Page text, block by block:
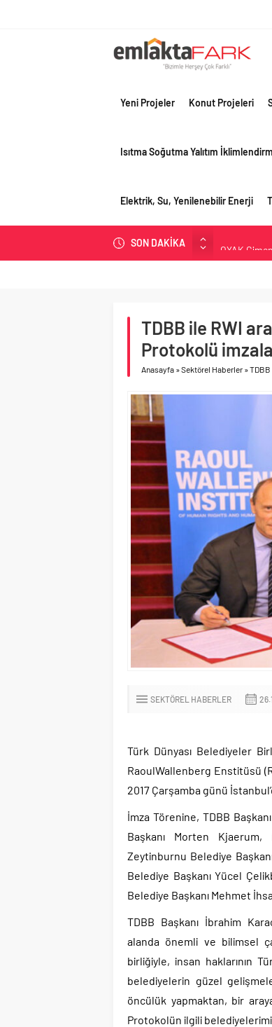
Yeni Projeler Konut Projeleri
Isıtma Soğutma Yalıtım
Elektrik, Su, Yenilenebilir Enerji
SON DAKİKA
Birleşik
İV
TDBB ile RWI
Protokolü
Anasayfa »Sektörel Haberler »TDBB
SEKTÖREL HABERLER
Türk Dünyası Belediyeler
RaoulWallenberg Enstitüsü
2017 Çarşamba günü
İmza Törenine, TDBB
Başkanı Morten Kjaerum,
Zeytinburnu Belediye
Belediye Başkanı Yücel
Belediye Başkanı Mehmet
TDBB Başkanı İbrahim
alanda önemli ve bilimsel
birliğiyle, insan haklarının
belediyelerin güzel
öncülük yapmaktan, bir
Protokolün ilgili